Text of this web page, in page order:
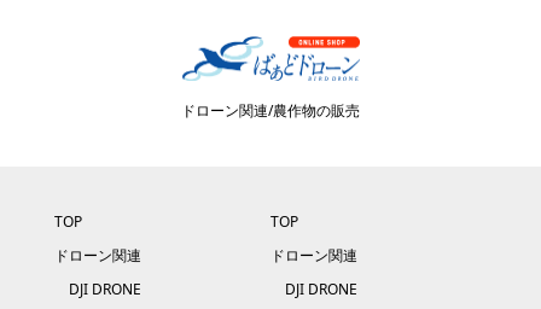
ドローン関連/農作物の販売
TOP
ドローン関連
DJI DRONE
TOP
ドローン関連
DJI DRONE